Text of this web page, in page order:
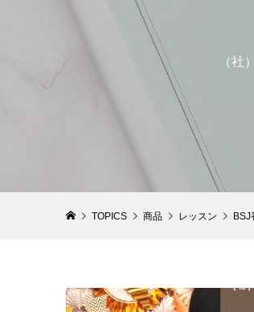
（社
TOPICS 商品 レッスン BSJ